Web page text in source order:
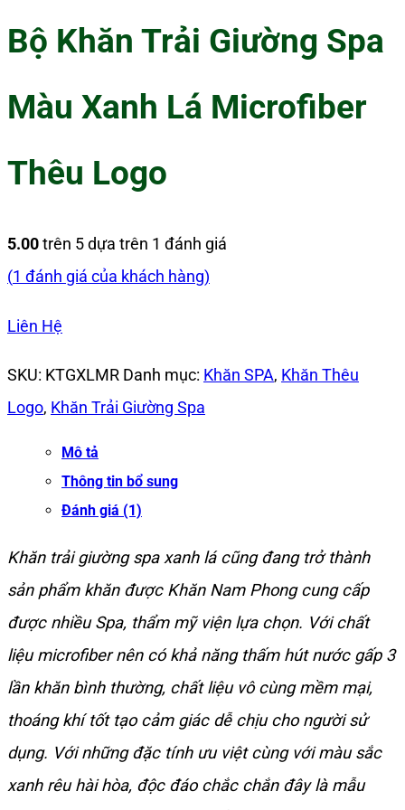
Bộ Khăn Trải Giường Spa
Màu Xanh Lá Microfiber
Thêu Logo
5.00trên 5 dựa trên 1 đánh giá
(1 đánh giá của khách hàng)
Liên Hệ
SKU: KTGXLMR Danh mục: Khăn SPA, Khăn Thêu
Logo, Khăn Trải Giường Spa
Mô tả
Thông tin bổ sung
Đánh giá (1)
Khăn trải giường spa xanh lá cũng đang trở thành
sản phẩm khăn được Khăn Nam Phong cung cấp
được nhiều Spa, thẩm mỹ viện lựa chọn. Với chất
liệu microfiber nên có khả năng thấm hút nước gấp 3
lần khăn bình thường, chất liệu vô cùng mềm mại,
thoáng khí tốt tạo cảm giác dễ chịu cho người sử
dụng. Với những đặc tính ưu việt cùng với màu sắc
xanh rêu hài hòa, độc đáo chắc chắn đây là mẫu